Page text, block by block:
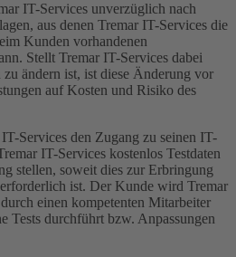
IT-Services unverzüglich nach
aus denen Tremar IT-Services die
Kunden vorhandenen
Stellt Tremar IT-Services dabei
ändern ist, ist diese Änderung vor
auf Kosten und Risiko des
Services den Zugang zu seinen IT-
IT-Services kostenlos Testdaten
stellen, soweit dies zur Erbringung
ist. Der Kunde wird Tremar
einen kompetenten Mitarbeiter
Tests durchführt bzw. Anpassungen